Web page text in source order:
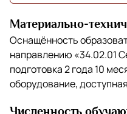
Материально-
Оснащённость
направлению «34.02.01
подготовка 2 года 10
оборудование,
Численность